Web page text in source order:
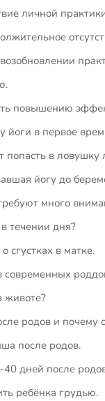
личной
повышению
йоги в первое
попасть в ловушку
йогу до
много
течении дня?
сгустках в матке.
современных
животе?
родов и почему
после родов.
дней после
ребёнка грудью.